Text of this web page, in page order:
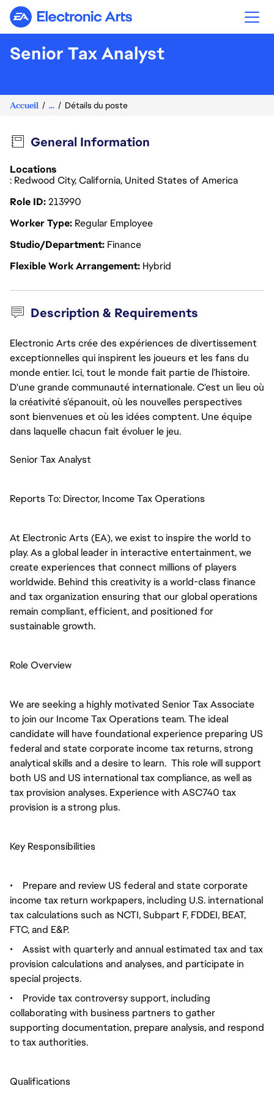
Electronic Arts
Senior Tax Analyst
Accueil ... Détails du poste
General Information
Locations
: Redwood City, California, United States of America
Role ID213990
Worker Type Regular Employee
Studio/Department Finance
Flexible Work Arrangement Hybrid
Description & Requirements
Electronic Arts crée des expériences de divertissement
exceptionnelles qui inspirent les joueurs et les fans du
monde entier. Ici, tout le monde fait partie de l’histoire.
D'une grande communauté internationale. C'est un lieu où
la créativité s’épanouit, où les nouvelles perspectives
sont bienvenues et où les idées comptent. Une équipe
dans laquelle chacun fait évoluer le jeu.
Senior Tax Analyst
Reports To: Director, Income Tax Operations
At Electronic Arts (EA), we exist to inspire the world to
play. As a global leader in interactive entertainment, we
create experiences that connect millions of players
worldwide. Behind this creativity is a world-class finance
and tax organization ensuring that our global operations
remain compliant, efficient, and positioned for
sustainable growth.
Role Overview
We are seeking a highly motivated Senior Tax Associate
to join our Income Tax Operations team. The ideal
candidate will have foundational experience preparing US
federal and state corporate income tax returns, strong
analytical skills and a desire to learn. This role will support
both US and US international tax compliance, as well as
tax provision analyses. Experience with ASC740 tax
provision is a strong plus.
Key Responsibilities
•
Prepare and review US federal and state corporate
income tax return workpapers, including U.S. international
tax calculations such as NCTI, Subpart F, FDDEI, BEAT,
FTC, and E&P.
•
Assist with quarterly and annual estimated tax and tax
provision calculations and analyses, and participate in
special projects.
•
Provide tax controversy support, including
collaborating with business partners to gather
supporting documentation, prepare analysis, and respond
to tax authorities.
Qualifications